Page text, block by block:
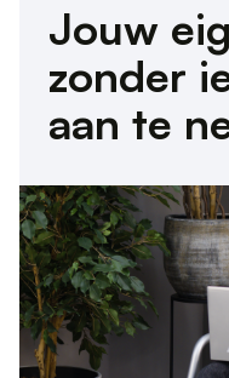
Jouw
zonder
aan te